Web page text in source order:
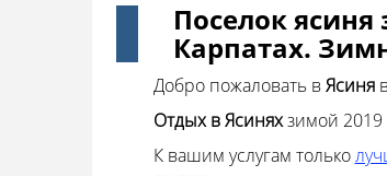
Поселок
Карпатах.
Добро пожаловать вЯсиня
Отдых в Ясиняхзимой
К вашим услугам только